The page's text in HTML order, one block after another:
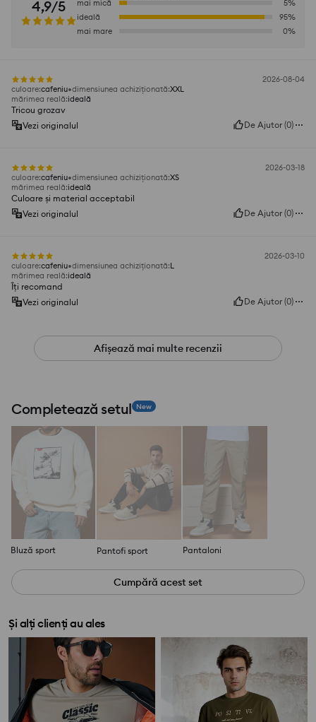
4,9/5
mai mică
5%
ideală
95%
mai mare
0%
2026-08-04
culoare:cafeniu dimensiunea achiziționată:XXL
mărimea reală:ideală
Tricou grozav
Vezi originalul
De Ajutor (0)
2026-03-18
culoare:cafeniu dimensiunea achiziționată:XS
mărimea reală:ideală
Culoare și material acceptabil
Vezi originalul
De Ajutor (0)
2026-03-10
culoare:cafeniu dimensiunea achiziționată:L
mărimea reală:ideală
Îți recomand
Vezi originalul
De Ajutor (0)
Afișează mai multe recenzii
Completează setul New
Bluză sport Pantofi sport Pantaloni
Cumpără acest set
Și alți clienți au ales